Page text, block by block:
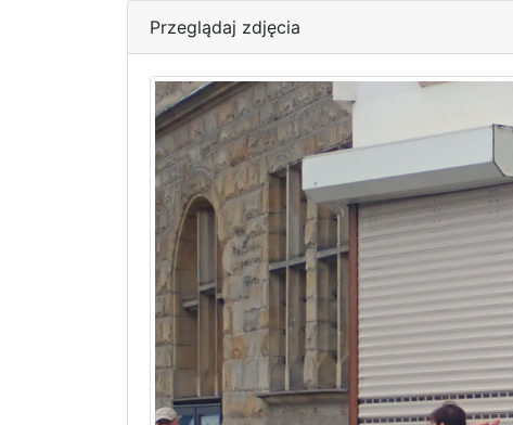
Przeglądaj zdjęcia